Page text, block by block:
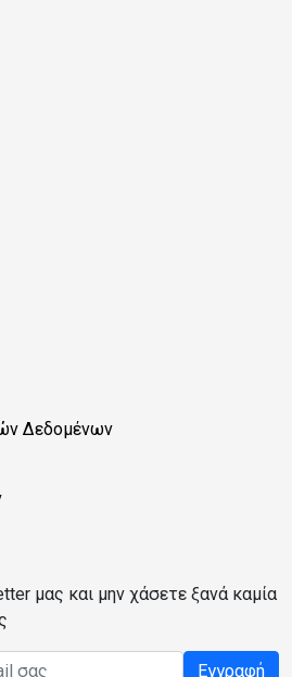
Δεδομένων
μας και μην χάσετε ξανά καμία
Εγγραφή